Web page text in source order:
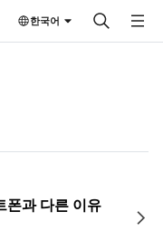
한국어
폰과 다른 이유